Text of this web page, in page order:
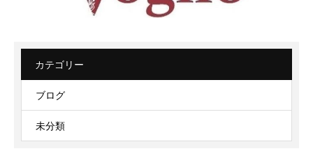
カテゴリー
ブログ
未分類